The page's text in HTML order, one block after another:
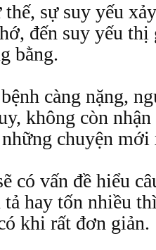
sự suy yếu
đến suy yếu thị
bằng.
càng nặng,
không còn
chuyện
có vấn đề hiểu
tả hay tốn nhiều
khi rất đơn giản.